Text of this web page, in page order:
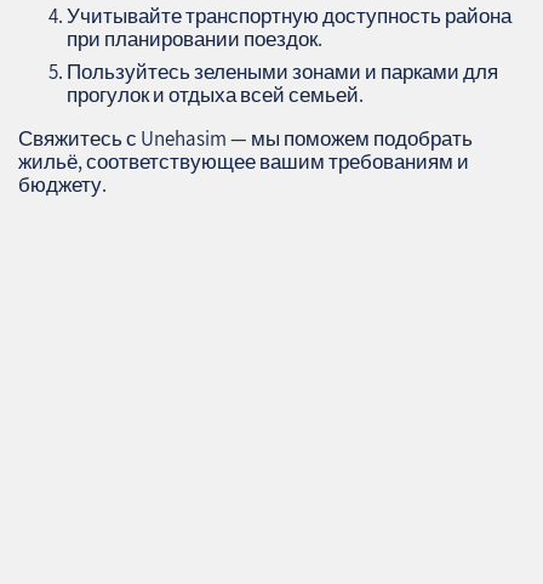
Учитывайте транспортную доступность района
при планировании поездок.
Пользуйтесь зелеными зонами и парками для
прогулок и отдыха всей семьей.
Свяжитесь с Unehasim — мы поможем подобрать
жильё, соответствующее вашим требованиям и
бюджету.